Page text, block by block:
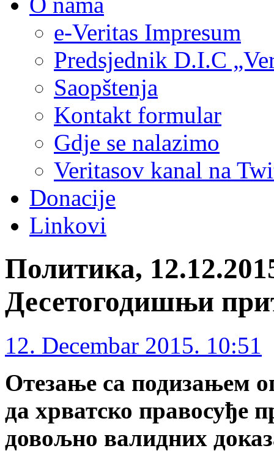
e-Veritas Impresum
Predsjednik D.I.C
Saopštenja
Kontakt formular
Gdje se nalazimo
Veritasov kanal na
Donacije
Linkovi
Политика,
Десетогодишњи
12. Decembar 2015. 10:51
Отезање са подизањем
да хрватско правосуђе
довољно валидних